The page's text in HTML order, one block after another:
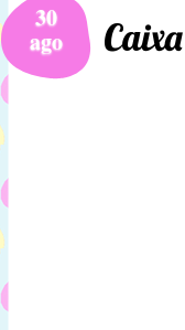
30
ago